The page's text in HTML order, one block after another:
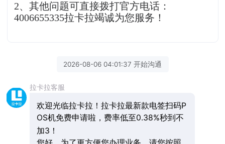
2、其他问题可直接拨打官方电话：
4006655335拉卡拉竭诚为您服务！
2026-08-06 04:01:37 开始沟通
拉卡拉客服
欢迎光临拉卡拉！拉卡拉最新款电签扫码P
OS机免费申请啦，费率低至0.38%秒到不
加3！